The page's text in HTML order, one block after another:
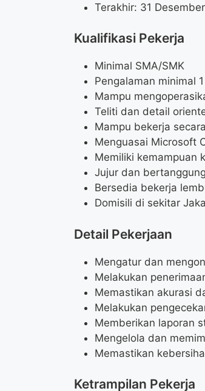
Terakhir: 31
Kualifikasi Pekerja
Minimal SMA/SMK
Pengalaman minimal
Mampu
Teliti dan detail
Mampu bekerja
Menguasai Microsoft
Memiliki kemampuan
Jujur dan
Bersedia bekerja
Domisili di sekitar
Detail Pekerjaan
Mengatur dan
Melakukan
Memastikan akurasi
Melakukan
Memberikan laporan
Mengelola dan
Memastikan
Ketrampilan Pekerja